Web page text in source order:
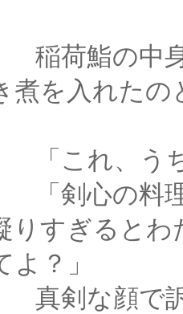
身は、わ
煮を入れた
ちでも出
理の腕が
りすぎると
？」
訴えら